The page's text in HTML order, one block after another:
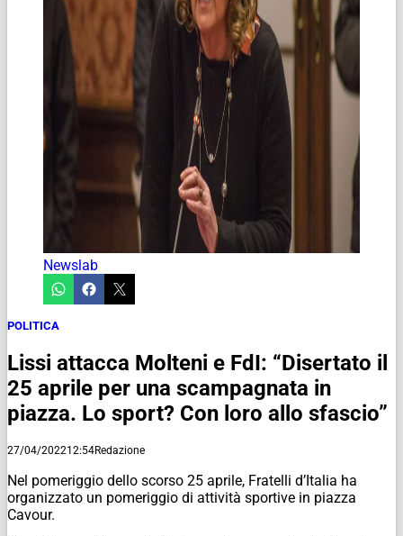
Newslab
POLITICA
Lissi attacca Molteni e FdI: “Disertato il
25 aprile per una scampagnata in
piazza. Lo sport? Con loro allo sfascio”
27/04/202212:54Redazione
Nel pomeriggio dello scorso 25 aprile, Fratelli d’Italia ha
organizzato un pomeriggio di attività sportive in piazza
Cavour.